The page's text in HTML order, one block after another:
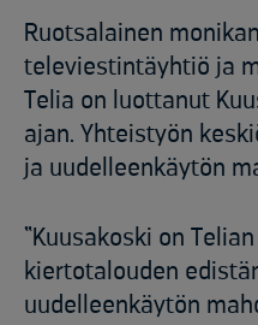
Ruotsalainen
televiestintäyhtiö ja
Telia on luottanut
ajan. Yhteistyön
ja uudelleenkäytön
“Kuusakoski on
kiertotalouden
uudelleenkäytön